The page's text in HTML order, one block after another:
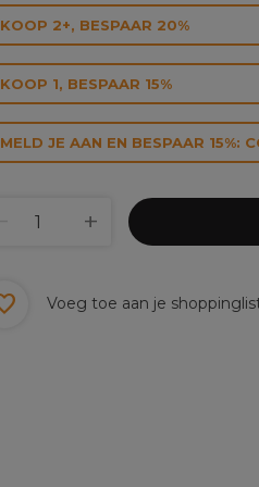
KOOP 2+, BESPAAR 20%
KOOP 1, BESPAAR 15%
MELD JE AAN EN BESPAAR 15%:
Voeg toe aan je